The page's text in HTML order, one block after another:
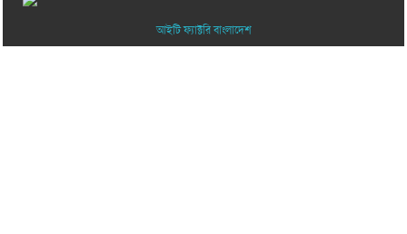
আইটি ফ্যাক্টরি বাংলাদেশ